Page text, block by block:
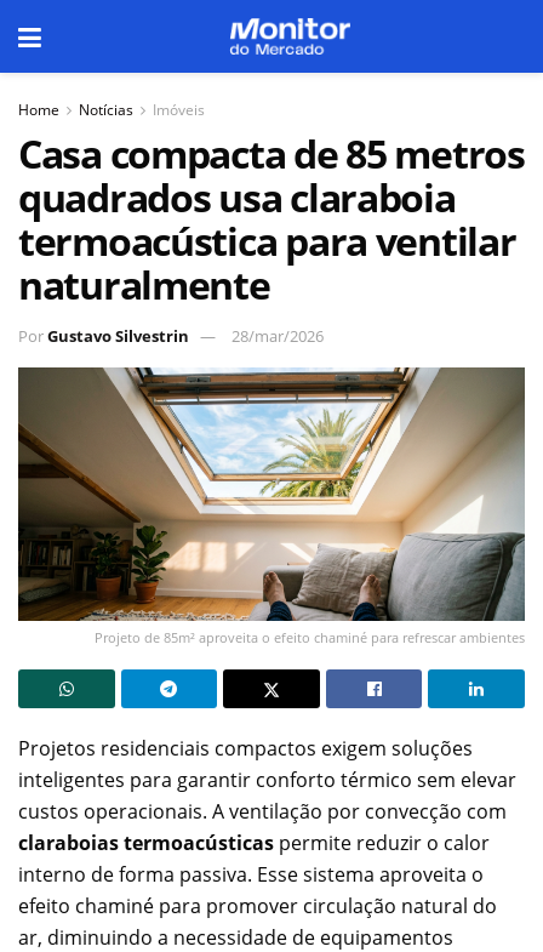
Home Notícias Imóveis
Casa compacta de 85 metros
quadrados usa claraboia
termoacústica para ventilar
naturalmente
PorGustavo Silvestrin 28/mar/2026
Projeto de 85m² aproveita o efeito chaminé para refrescar ambientes
Projetos residenciais compactos exigem soluções
inteligentes para garantir conforto térmico sem elevar
custos operacionais. A ventilação por convecção com
claraboias termoacústicas permite reduzir o calor
interno de forma passiva. Esse sistema aproveita o
efeito chaminé para promover circulação natural do
ar, diminuindo a necessidade de equipamentos